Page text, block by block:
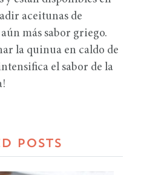
aceitunas de
más sabor griego.
la quinua en caldo de
el sabor de la
POSTS